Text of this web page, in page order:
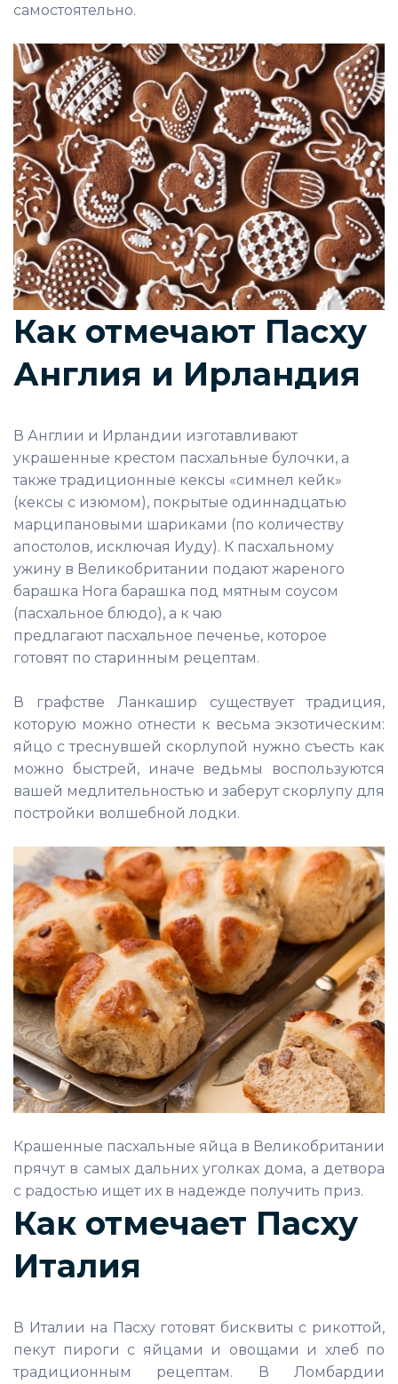
самостоятельно.
Как отмечают Пасху
Англия и Ирландия
В Англии и Ирландии изготавливают
украшенные крестом пасхальные булочки, а
такжетрадиционные кексы «симнел кейк»
(кексы с изюмом), покрытые одиннадцатью
марципановыми шариками (по количеству
апостолов, исключая Иуду). К пасхальному
ужину в Великобритании подают жареного
барашка Нога барашка под мятным соусом
(пасхальное блюдо), а к чаю
предлагают пасхальное печенье, которое
готовят по старинным рецептам.
В графстве Ланкашир существует традиция,
которую можно отнести к весьма экзотическим:
яйцо с треснувшей скорлупой нужно съесть как
можно быстрей, иначе ведьмы воспользуются
вашей медлительностью и заберут скорлупу для
постройки волшебной лодки.
Крашенные пасхальные яйца в Великобритании
прячут в самых дальних уголках дома, а детвора
с радостью ищет их в надежде получить приз.
Как отмечает Пасху
Италия
В Италии на Пасху готовят бисквиты с рикоттой,
пекут пироги с яйцами и овощами и хлеб по
традиционным рецептам. В Ломбардии